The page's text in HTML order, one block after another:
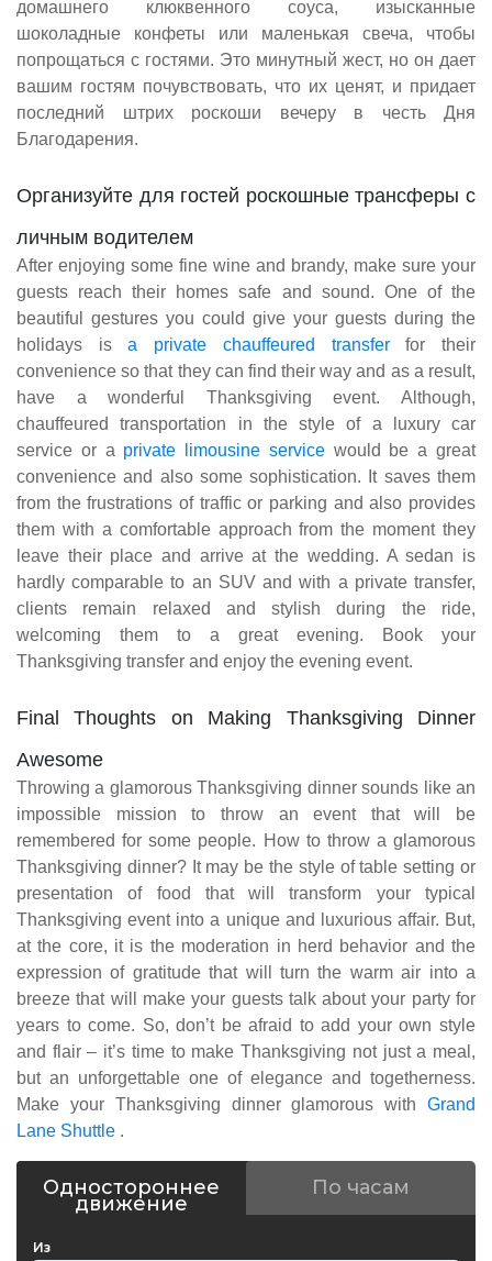
домашнего клюквенного соуса, изысканные
шоколадные конфеты или маленькая свеча, чтобы
попрощаться с гостями. Это минутный жест, но он дает
вашим гостям почувствовать, что их ценят, и придает
последний штрих роскоши вечеру в честь Дня
Благодарения.
Организуйте для гостей роскошные трансферы с
личным водителем
After enjoying some fine wine and brandy, make sure your
guests reach their homes safe and sound. One of the
beautiful gestures you could give your guests during the
holidays isa private chauffeured transferfor their
convenience so that they can find their way and as a result,
have a wonderful Thanksgiving event. Although,
chauffeured transportation in the style of a luxury car
service or a private limousine servicewould be a great
convenience and also some sophistication. It saves them
from the frustrations of traffic or parking and also provides
them with a comfortable approach from the moment they
leave their place and arrive at the wedding. A sedan is
hardly comparable to an SUV and with a private transfer,
clients remain relaxed and stylish during the ride,
welcoming them to a great evening. Book your
Thanksgiving transfer and enjoy the evening event.
Final Thoughts on Making Thanksgiving Dinner
Awesome
Throwing a glamorous Thanksgiving dinner sounds like an
impossible mission to throw an event that will be
remembered for some people. How to throw a glamorous
Thanksgiving dinner? It may be the style of table setting or
presentation of food that will transform your typical
Thanksgiving event into a unique and luxurious affair. But,
at the core, it is the moderation in herd behavior and the
expression of gratitude that will turn the warm air into a
breeze that will make your guests talk about your party for
years to come. So, don’t be afraid to add your own style
and flair – it’s time to make Thanksgiving not just a meal,
but an unforgettable one of elegance and togetherness.
Make your Thanksgiving dinner glamorous with Grand
Lane Shuttle .
Одностороннее
движение
По часам
Из